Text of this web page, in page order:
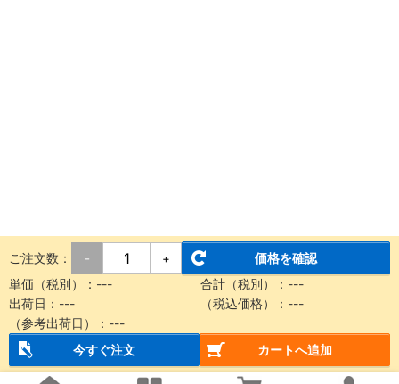
ご注文数： - +
価格を確認
単価（税別）： --- 合計（税別）： ---
出荷日： --- （税込価格）： ---
（参考出荷日）： ---
今すぐ注文
カートへ追加